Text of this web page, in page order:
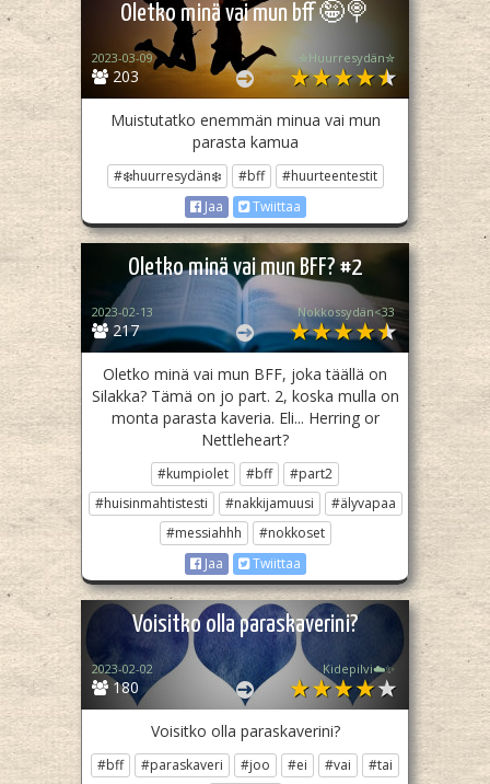
Oletko minä vai mun bff 🤪🍭
203
2023-03-09 ✮Huurresydän✮
Muistutatko enemmän minua vai mun
parasta kamua
#❄️huurresydän❄️ #bff
#huurteentestit
Jaa
Twiittaa
Oletko minä vai mun BFF? #2
217
2023-02-13 Nokkossydän<33
Oletko minä vai mun BFF, joka täällä on
Silakka? Tämä on jo part. 2, koska mulla on
monta parasta kaveria. Eli... Herring or
Nettleheart?
#kumpiolet #bff
#part2
#huisinmahtistesti
#nakkijamuusi
#älyvapaa
#messiahhh
#nokkoset
Jaa
Twiittaa
Voisitko olla paraskaverini?
180
2023-02-02 Kidepilvi☁️✨
Voisitko olla paraskaverini?
#bff #paraskaveri #joo #ei #vai
#tai